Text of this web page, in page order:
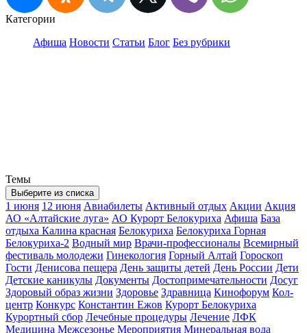
Категории
Афиша Новости Статьи Блог Без рубрики
Темы
Выберите из списка
1 июня 12 июня Авиабилеты Активный отдых Акции Акция
АО «Алтайские луга» АО Курорт Белокуриха Афиша База
отдыха Калина красная Белокуриха Белокуриха Горная
Белокуриха-2 Водный мир Врачи-профессионалы Всемирный
фестиваль молодежи Гинекология Горный Алтай Гороскоп
Гости Денисова пещера День защиты детей День России Дети
Детские каникулы Документы Достопримечательности Досуг
Здоровый образ жизни Здоровье Здравница Кинофорум Кол-
центр Конкурс Константин Ежов Курорт Белокуриха
Курортный сбор Лечебные процедуры Лечение ЛФК
Медицина Межсезонье Мероприятия Минеральная вода